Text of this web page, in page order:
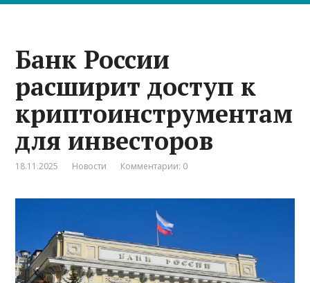
Банк России
расширит доступ к
криптоинструментам
для инвесторов
18.11.2025 Новости Комментарии: 0